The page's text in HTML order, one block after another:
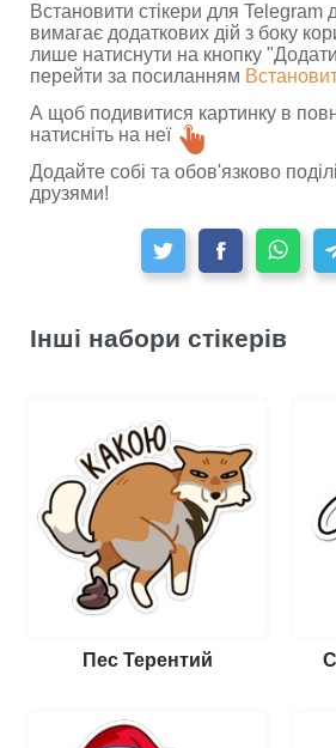
Встановити стікери для Telegram
вимагає додаткових дій з боку
лише натиснути на кнопку
перейти за посиланням
А щоб подивитися картинку в
натисніть на неї
Додайте собі та обов'язково
друзями!
Інші набори стікерів
Пес Терентий